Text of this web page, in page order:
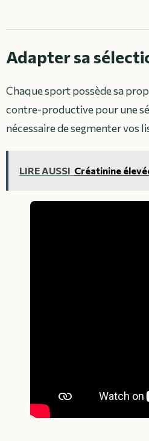
Adapter sa
Chaque sport possède sa
contre-productive pour une
nécessaire de segmenter vos
LIRE AUSSI Créatinine